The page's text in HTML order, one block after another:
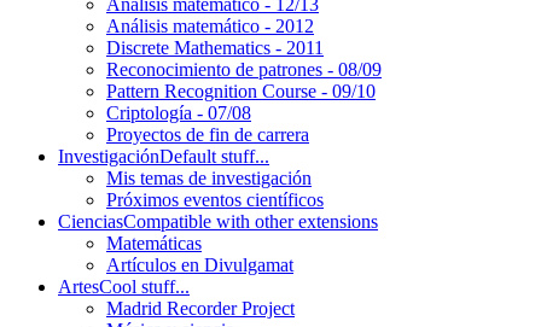
Análisis matemático - 2012
Discrete Mathematics - 2011
Reconocimiento de patrones - 08/09
Pattern Recognition Course - 09/10
Criptología - 07/08
Proyectos de fin de carrera
InvestigaciónDefault stuff...
Mis temas de investigación
Próximos eventos científicos
CienciasCompatible with other extensions
Matemáticas
Artículos en Divulgamat
ArtesCool stuff...
Madrid Recorder Project